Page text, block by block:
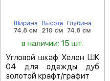
Ширина
74.8 см
Высота
210 см
Глубина
74.8 см
в наличии: 15 шт.
Угловой шкаф Хелен ШК
04 для одежды дуб
золотой крафт/графит